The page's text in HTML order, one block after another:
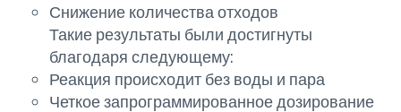
Снижение количества отходов
Такие результаты были достигнуты
благодаря следующему:
Реакция происходит без воды и пара
Четкое запрограммированное дозирование